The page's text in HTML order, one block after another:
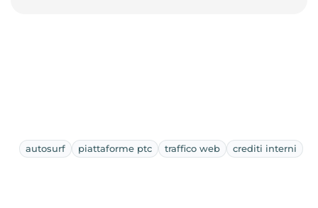
autosurf piattaforme ptc traffico web crediti interni